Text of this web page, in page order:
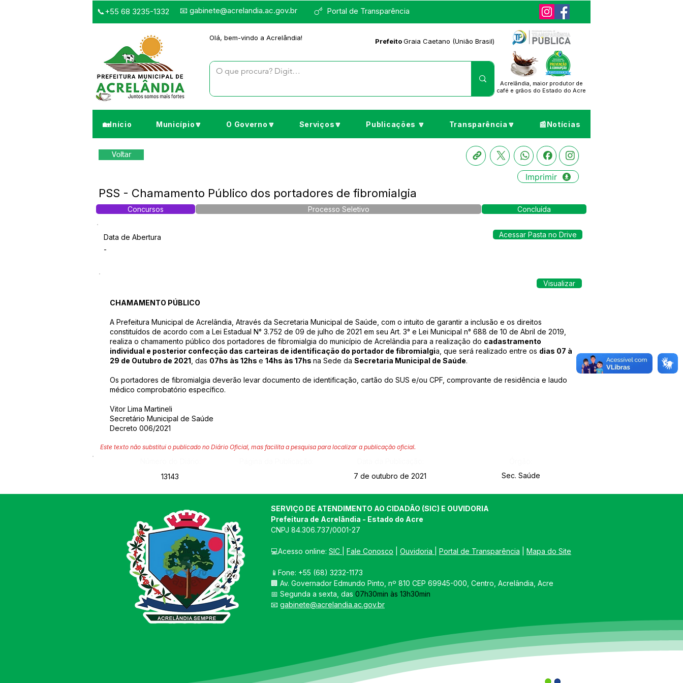
Portal de Transparência
📞+55 68 3235-1332 📧 gabinete@acrelandia.ac.gov.br
Olá, bem-vindo a Acrelândia! PrefeitoGraia Caetano (União Brasil)
Acrelândia, maior produtor de
café e grãos do Estado do Acre
🏡Início Município🔽 O Governo🔽 Serviços🔽 Publicações 🔽 Transparência🔽 📰Notícias
Voltar
Imprimir
PSS - Chamamento Público dos portadores de fibromialgia
Concursos Processo Seletivo Concluída
Data de Abertura
-
Acessar Pasta no Drive
Visualizar
CHAMAMENTO PÚBLICO
A Prefeitura Municipal de Acrelândia, Através da Secretaria Municipal de Saúde, com o intuito de garantir a inclusão e os direitos
constituídos de acordo com a Lei Estadual N° 3.752 de 09 de julho de 2021 em seu Art. 3° e Lei Municipal n° 688 de 10 de Abril de 2019,
realiza o chamamento público dos portadores de fibromialgia do município de Acrelândia para a realização do cadastramento
individual e posterior confecção das carteiras de identificação do portador de fibromialgia, que será realizado entre os dias 07 à
29 de Outubro de 2021 , das 07hs às 12hs e 14hs às 17hs na Sede da Secretaria Municipal de Saúde.
Os portadores de fibromialgia deverão levar documento de identificação, cartão do SUS e/ou CPF, comprovante de residência e laudo
médico comprobatório específico.
Vitor Lima Martineli
Secretário Municipal de Saúde
Decreto 006/2021
Este texto não substitui o publicado no Diário Oficial, mas facilita a pesquisa para localizar a publicação oficial.
13143
7 de outubro de 2021 Sec. Saúde
SERVIÇO DE ATENDIMENTO AO CIDADÃO (SIC) E OUVIDORIA
Prefeitura de Acrelândia - Estado do Acre
CNPJ 84.306.737/0001-27
💻Acesso online: SIC Fale Conosco Ouvidoria Portal de Transparência Mapa do Site
📱Fone: +55 (68) 3232-1173
🏢 Av. Governador Edmundo Pinto, nº 810 CEP 69945-000, Centro, Acrelândia, Acre
📅 Segunda a sexta, das 07h30min às 13h30min
📧 gabinete@acrelandia.ac.gov.br